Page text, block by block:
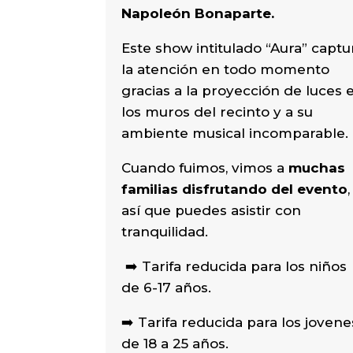
Napoleón Bonaparte.
Este show intitulado “Aura”
la atención en todo momento
gracias a la proyección de luces
los muros del recinto y a su
ambiente musical incomparable.
Cuando fuimos, vimos a muchas
familias disfrutando del evento,
así que puedes asistir con
tranquilidad.
➡️ Tarifa reducida para los niños
de 6-17 años.
➡️ Tarifa reducida para los
de 18 a 25 años.